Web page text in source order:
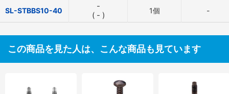
SL-STBBS10-40
-
( - ) 1個 -
この商品を見た人は、こんな商品も見ています